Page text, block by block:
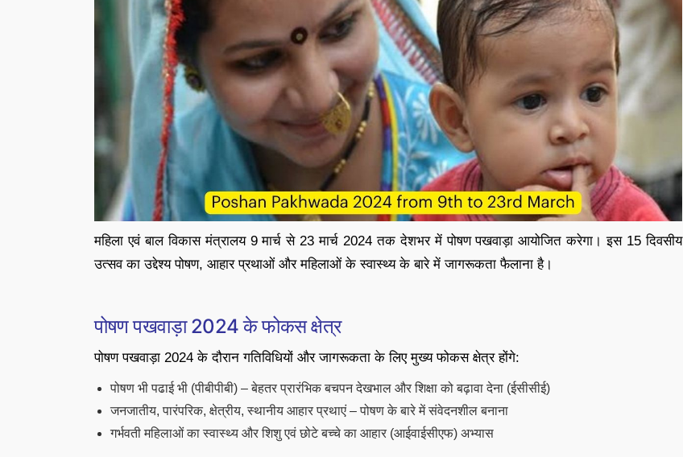
महिला एवं बाल विकास मंत्रालय 9 मार्च से 23 मार्च 2024 तक देशभर में पोषण पखवाड़ा आयोजित करेगा। इस 15 दिवसीय
उत्सव का उद्देश्य पोषण, आहार प्रथाओं और महिलाओं के स्वास्थ्य के बारे में जागरूकता फैलाना है।
पोषण पखवाड़ा 2024 के फोकस क्षेत्र
पोषण पखवाड़ा 2024 के दौरान गतिविधियों और जागरूकता के लिए मुख्य फोकस क्षेत्र होंगे:
पोषण भी पढाई भी (पीबीपीबी) – बेहतर प्रारंभिक बचपन देखभाल और शिक्षा को बढ़ावा देना (ईसीसीई)
जनजातीय, पारंपरिक, क्षेत्रीय, स्थानीय आहार प्रथाएं – पोषण के बारे में संवेदनशील बनाना
गर्भवती महिलाओं का स्वास्थ्य और शिशु एवं छोटे बच्चे का आहार (आईवाईसीएफ) अभ्यास